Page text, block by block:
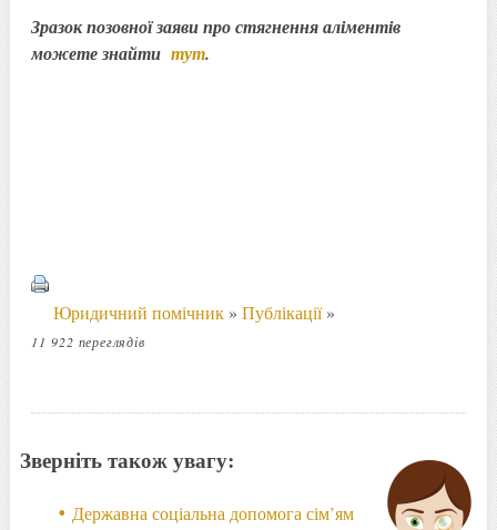
Зразок позовної заяви про стягнення аліментів
можете знайти тут.
Юридичний помічник» Публікації»
11 922 переглядів
Зверніть також увагу:
Державна соціальна допомога сім’ям